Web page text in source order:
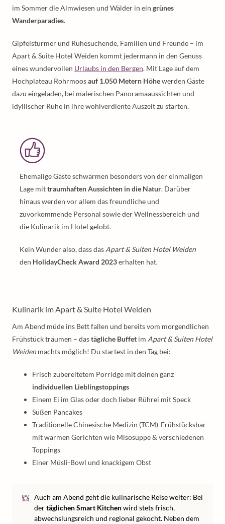
im Sommer die Almwiesen und Wälder in ein grünes
Wanderparadies.
Gipfelstürmer und Ruhesuchende, Familien und Freunde – im
Apart & Suite Hotel Weiden kommt jedermann in den Genuss
eines wundervollen Urlaubs in den Bergen. Mit Lage auf dem
Hochplateau Rohrmoosauf 1.050 Metern Höhewerden Gäste
dazu eingeladen, bei malerischen Panoramaaussichten und
idyllischer Ruhe in ihre wohlverdiente Auszeit zu starten.
Ehemalige Gäste schwärmen besonders von der einmaligen
Lage mittraumhaften Aussichten in die Natur. Darüber
hinaus werden vor allem das freundliche und
zuvorkommende Personal sowie der Wellnessbereich und
die Kulinarik im Hotel gelobt.
Kein Wunder also, dass das Apart & Suiten Hotel Weiden
den HolidayCheck Award 2023erhalten hat.
Kulinarik im Apart & Suite Hotel Weiden
Am Abend müde ins Bett fallen und bereits vom morgendlichen
Frühstück träumen – dastägliche Buffet im Apart & Suiten Hotel
Weidenmachts möglich! Du startest in den Tag bei:
Frisch zubereitetem Porridge mit deinen ganz
individuellen Lieblingstoppings
Einem Ei im Glas oder doch lieber Rührei mit Speck
Süßen Pancakes
Traditionelle Chinesische Medizin (TCM)-Frühstücksbar
mit warmen Gerichten wie Misosuppe & verschiedenen
Toppings
Einer Müsli-Bowl und knackigem Obst
Auch am Abend geht die kulinarische Reise weiter: Bei
dertäglichen Smart Kitchenwird stets frisch,
abwechslungsreich und regional gekocht. Neben dem